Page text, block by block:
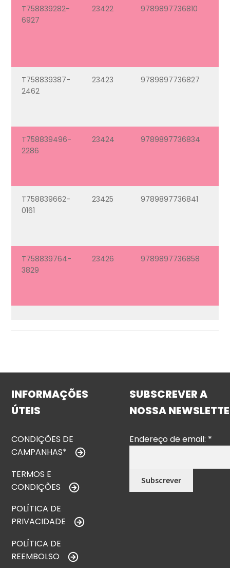
T758839282-
6927
23422 9789897736810
T758839387-
2462
23423 9789897736827
T758839496-
2286
23424 9789897736834
T758839662-
0161
23425 9789897736841
T758839764-
3829
23426 9789897736858
INFORMAÇÕES
ÚTEIS
CONDIÇÕES DE
CAMPANHAS*
TERMOS E
CONDIÇÕES
POLÍTICA DE
PRIVACIDADE
POLÍTICA DE
REEMBOLSO
SUBSCREVER A
NOSSA
Endereço de email: *